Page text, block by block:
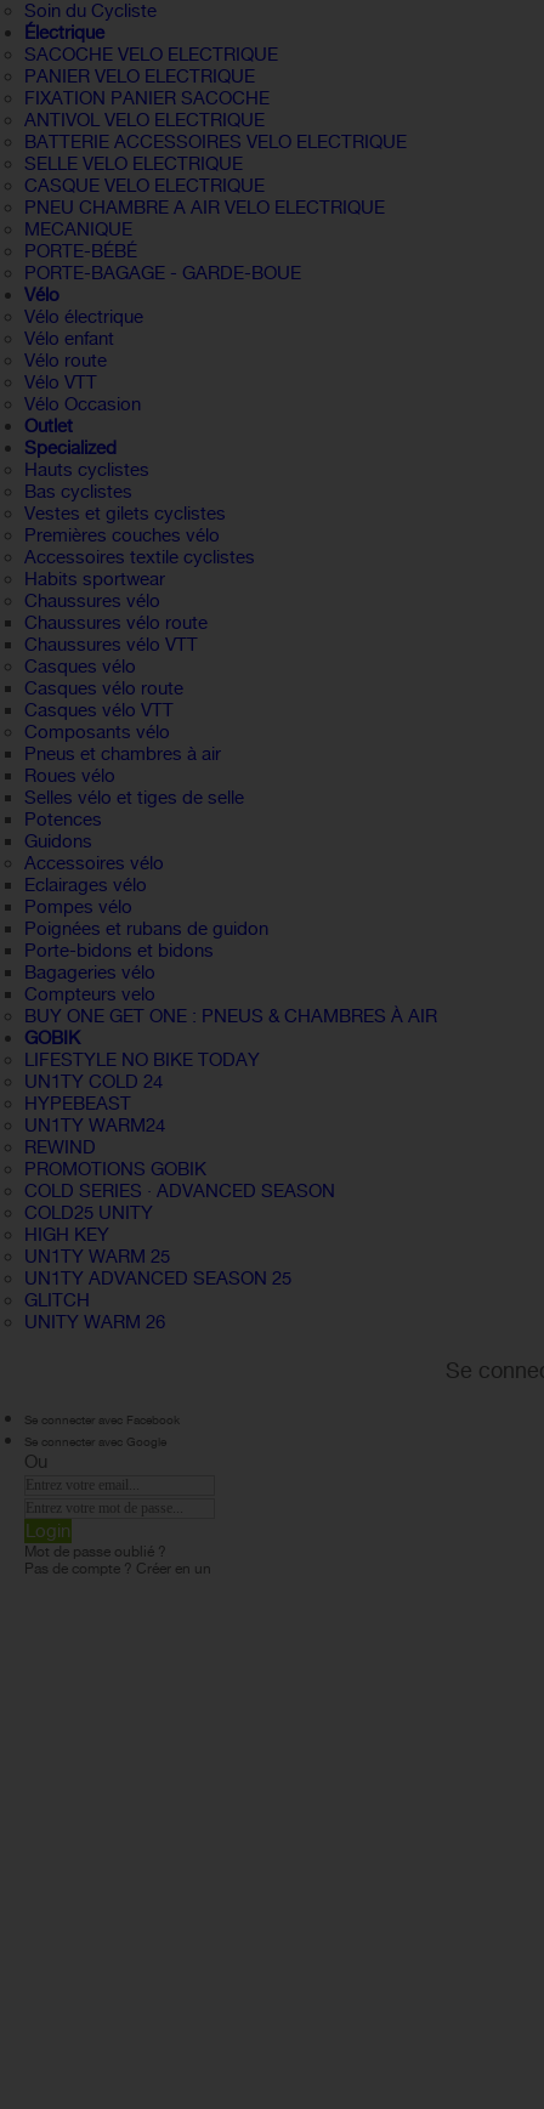
Soin du Cycliste
Électrique
SACOCHE VELO ELECTRIQUE
PANIER VELO ELECTRIQUE
FIXATION PANIER SACOCHE
ANTIVOL VELO ELECTRIQUE
BATTERIE ACCESSOIRES VELO ELECTRIQUE
SELLE VELO ELECTRIQUE
CASQUE VELO ELECTRIQUE
PNEU CHAMBRE A AIR VELO ELECTRIQUE
MECANIQUE
PORTE-BÉBÉ
PORTE-BAGAGE - GARDE-BOUE
Vélo
Vélo électrique
Vélo enfant
Vélo route
Vélo VTT
Vélo Occasion
Outlet
Specialized
Hauts cyclistes
Bas cyclistes
Vestes et gilets cyclistes
Premières couches vélo
Accessoires textile cyclistes
Habits sportwear
Chaussures vélo
Chaussures vélo route
Chaussures vélo VTT
Casques vélo
Casques vélo route
Casques vélo VTT
Composants vélo
Pneus et chambres à air
Roues vélo
Selles vélo et tiges de selle
Potences
Guidons
Accessoires vélo
Eclairages vélo
Pompes vélo
Poignées et rubans de guidon
Porte-bidons et bidons
Bagageries vélo
Compteurs velo
BUY ONE GET ONE : PNEUS & CHAMBRES À AIR
GOBIK
LIFESTYLE NO BIKE TODAY
UN1TY COLD 24
HYPEBEAST
UN1TY WARM24
REWIND
PROMOTIONS GOBIK
COLD SERIES · ADVANCED SEASON
COLD25 UNITY
HIGH KEY
UN1TY WARM 25
UN1TY ADVANCED SEASON 25
GLITCH
UNITY WARM 26
Se
Se connecter avec Facebook
Se connecter avec Google
Ou
Login
Mot de passe oublié ?
Pas de compte ? Créer en un